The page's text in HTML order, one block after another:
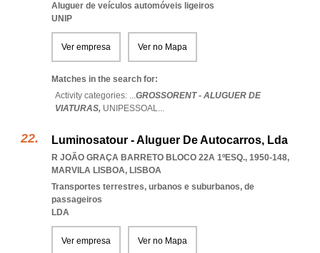
Aluguer de veículos automóveis ligeiros
UNIP
Ver empresa Ver no Mapa
Matches in the search for:
Activity categories: ...GROSSORENT - ALUGUER DE
VIATURAS, UNIPESSOAL...
Luminosatour - Aluguer De Autocarros, Lda
R JOÃO GRAÇA BARRETO BLOCO 22A 1ºESQ., 1950-148,
MARVILA LISBOA, LISBOA
Transportes terrestres, urbanos e suburbanos, de
passageiros
LDA
Ver empresa Ver no Mapa